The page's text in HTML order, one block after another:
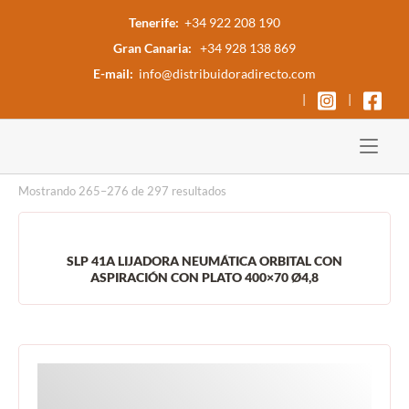
Tenerife: +34 922 208 190
Gran Canaria: +34 928 138 869
E-mail: info@distribuidoradirecto.com
|
|
Mostrando 265–276 de 297 resultados
SLP 41A LIJADORA NEUMÁTICA ORBITAL CON
ASPIRACIÓN CON PLATO 400×70 Ø4,8